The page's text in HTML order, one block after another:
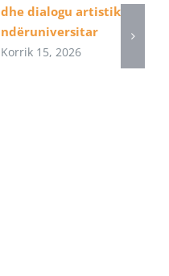
dhe dialogu artistik
ndëruniversitar
Korrik 15, 2026